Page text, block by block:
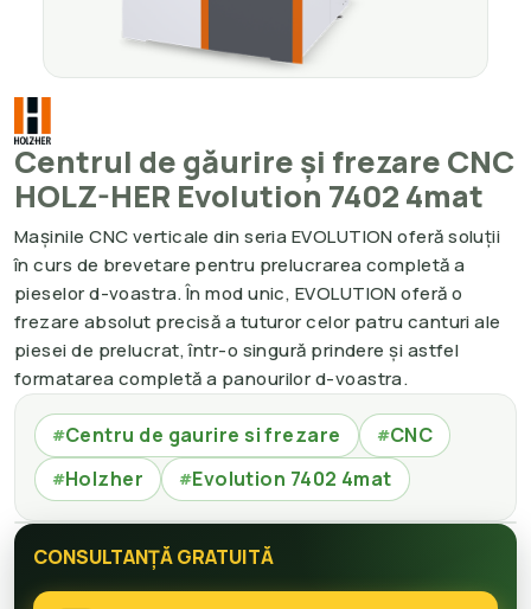
Centrul de găurire și frezare CNC
HOLZ-HER Evolution 7402 4mat
Mașinile CNC verticale din seria EVOLUTION oferă soluții
în curs de brevetare pentru prelucrarea completă a
pieselor d-voastra. În mod unic, EVOLUTION oferă o
frezare absolut precisă a tuturor celor patru canturi ale
piesei de prelucrat, într-o singură prindere și astfel
formatarea completă a panourilor d-voastra.
#Centru de gaurire si frezare #CNC
#Holzher #Evolution 7402 4mat
CONSULTANȚĂ GRATUITĂ